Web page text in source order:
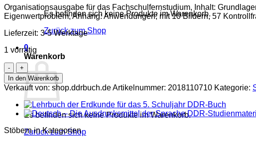
Es befinden sich keine Produkte im Warenkorb.
Zurück zum Shop
0
Warenkorb
Es befinden sich keine Produkte im Warenkorb.
Zurück zum Shop
Organisationsausgabe für das Fachschulfernstudium, Inhalt:
Eigenwertproblem, Anhang: Anwendungen; mit 10 Bildern, 57
Lieferzeit: 3-5 Werktage
1 vorrätig
Grundzüge
der
Matrizenrechnung
DDR-
Fachschulfernstudium
Menge
In den Warenkorb
Verkauft von: shop.ddrbuch.deArtikelnummer: 2018110710 Kategorie:
Stöbern in Kategorien